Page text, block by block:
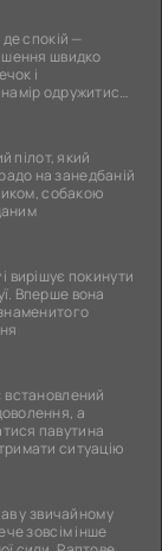
де спокій —
швидко
і
одружитися,
пілот, який
на занедбаній
собакою
вирішує покинути
Вперше вона
встановлений
а
павутина
ситуацію
у звичайному
зовсім інше